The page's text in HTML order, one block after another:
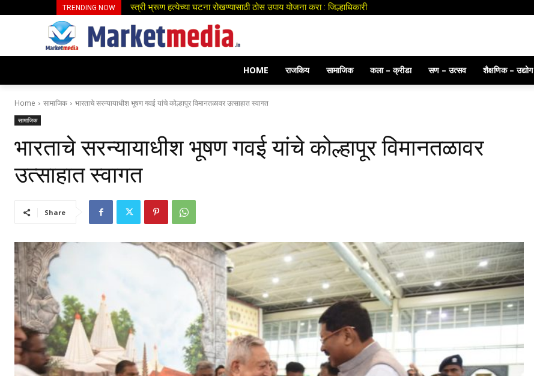
TRENDING NOW स्त्री भ्रूण हत्येच्या घटना रोखण्यासाठी ठोस उपाय योजना करा : जिल्हाधिकारी
पद्मश्री डॉ. डी. वाय. पाटील यांच्यावर शासकीय इतमामात अंत्यसंस्कार
HOME राजकिय सामाजिक कला – क्रीडा सण – उत्सव शैक्षणिक – उद्योग
Home सामाजिक भारताचे सरन्यायाधीश भूषण गवई यांचे कोल्हापूर विमानतळावर उत्साहात स्वागत
सामाजिक
भारताचे सरन्यायाधीश भूषण गवई यांचे कोल्हापूर विमानतळावर
उत्साहात स्वागत
Share